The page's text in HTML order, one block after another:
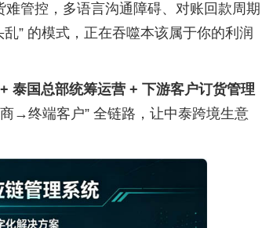
管控，多语言沟通障碍、对账回款周期
” 的模式，正在吞噬本该属于你的利润
泰国总部统筹运营 + 下游客户订货管理
→终端客户” 全链路，让中泰跨境生意